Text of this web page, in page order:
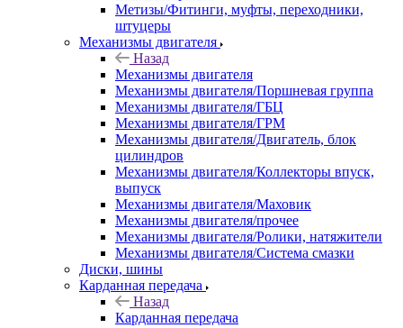
Метизы/Фитинги, муфты, переходники,
штуцеры
Механизмы двигателя
Назад
Механизмы двигателя
Механизмы двигателя/Поршневая группа
Механизмы двигателя/ГБЦ
Механизмы двигателя/ГРМ
Механизмы двигателя/Двигатель, блок
цилиндров
Механизмы двигателя/Коллекторы впуск,
выпуск
Механизмы двигателя/Маховик
Механизмы двигателя/прочее
Механизмы двигателя/Ролики, натяжители
Механизмы двигателя/Система смазки
Диски, шины
Карданная передача
Назад
Карданная передача